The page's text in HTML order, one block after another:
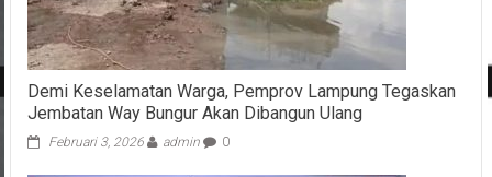
Demi Keselamatan Warga, Pemprov Lampung Tegaskan
Jembatan Way Bungur Akan Dibangun Ulang
Februari 3, 2026 admin 0